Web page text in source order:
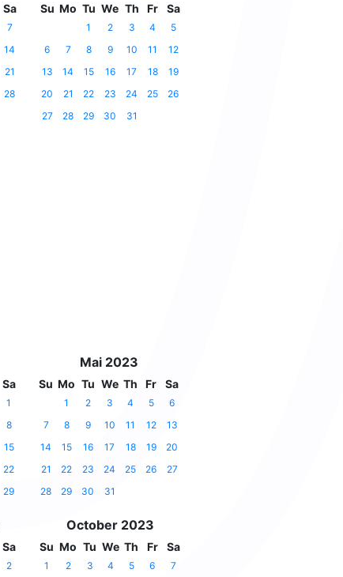
Sa
7
14
21
28
Su Mo Tu We Th Fr Sa
1 2 3 4
5
6
7 8 9 10 11
12
13
14 15 16 17 18
19
20
21 22 23 24 25
26
27
28 29 30 31
Sa
1
8
15
22
29
Mai 2023
Su Mo Tu We Th Fr Sa
1 2 3 4 5
6
7
8 9 10 11 12
13
14
15 16 17 18 19
20
21
22 23 24 25 26
27
28
29 30 31
Sa
2
October 2023
Su Mo Tu We Th Fr Sa
1 2 3 4 5 6
7